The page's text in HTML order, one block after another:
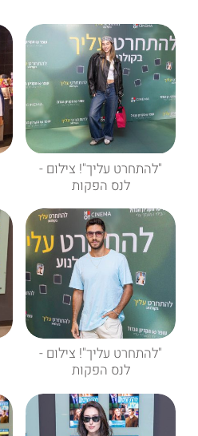
"להתחרט עליך"! צילום -
לנס הפקות
"להתחרט עליך"! צילום -
לנס הפקות